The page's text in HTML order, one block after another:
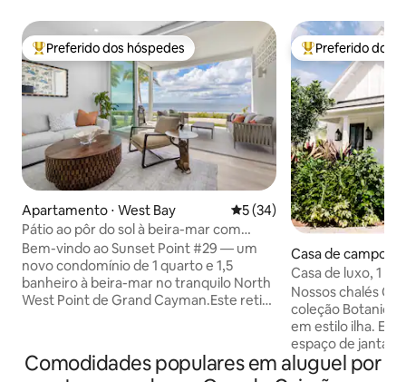
Entre os melhores preferidos dos hóspedes
Preferido dos hóspedes
Apartamento ⋅ West Bay 5 de uma avaliação média
5 (34)
Pátio ao pôr do sol à beira-mar com
churrasqueira + piscina, academia e spa
Bem-vindo ao Sunset Point #29 — um
novo condomínio de 1 quarto e 1,5
banheiro à beira-mar no tranquilo North
West Point de Grand Cayman.Este retiro
privativo com churrasqueira Weber e as
melhores vistas do pôr do sol da
Entre os
Preferido dos
Casa de campo ⋅
Casa de luxo, 1
poucos passos da
Mile
Nossos chalés
coleção Botanica
em estilo ilha. Esta unidade tem um
espaço de jantar
chuveiro no
foco é no luxo
Comodidades populares em aluguel por